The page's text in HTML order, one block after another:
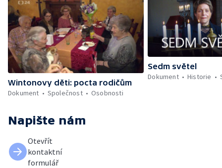
Wintonovy děti: pocta rodičům
Dokument
Společnost Osobnosti
Sedm světel
Dokument
Historie
Napište nám
Otevřít
kontaktní
formulář